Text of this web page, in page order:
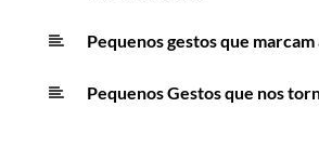
Pequenos gestos que
Pequenos Gestos que nos